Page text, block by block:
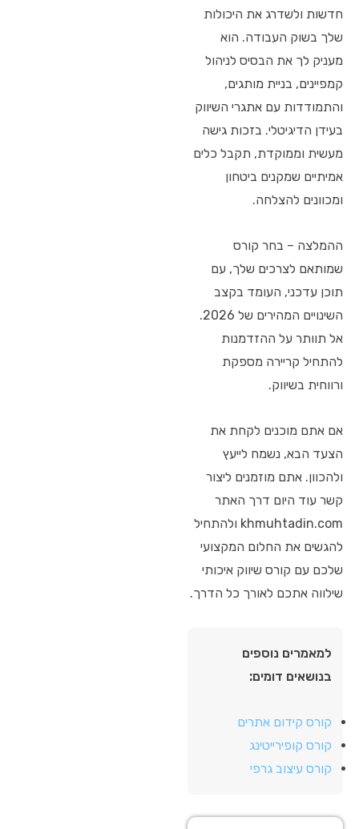
חדשות ולשדרג את היכולות
שלך בשוק העבודה. הוא
מעניק לך את הבסיס לניהול
קמפיינים, בניית מותגים,
והתמודדות עם אתגרי השיווק
בעידן הדיגיטלי. בזכות גישה
מעשית וממוקדת, תקבל כלים
אמיתיים שמקנים ביטחון
ומכוונים להצלחה.
ההמלצה – בחר קורס
שמותאם לצרכים שלך, עם
תוכן עדכני, העומד בקצב
השינויים המהירים של 2026.
אל תוותר על ההזדמנות
להתחיל קריירה מספקת
ורווחית בשיווק.
אם אתם מוכנים לקחת את
הצעד הבא, נשמח לייעץ
ולהכוון. אתם מוזמנים ליצור
קשר עוד היום דרך האתר
khmuhtadin.com ולהתחיל
להגשים את החלום המקצועי
שלכם עם קורס שיווק איכותי
שילווה אתכם לאורך כל הדרך.
למאמרים נוספים
בנושאים דומים:
קורס קידום אתרים
קורס קופירייטינג
קורס עיצוב גרפי